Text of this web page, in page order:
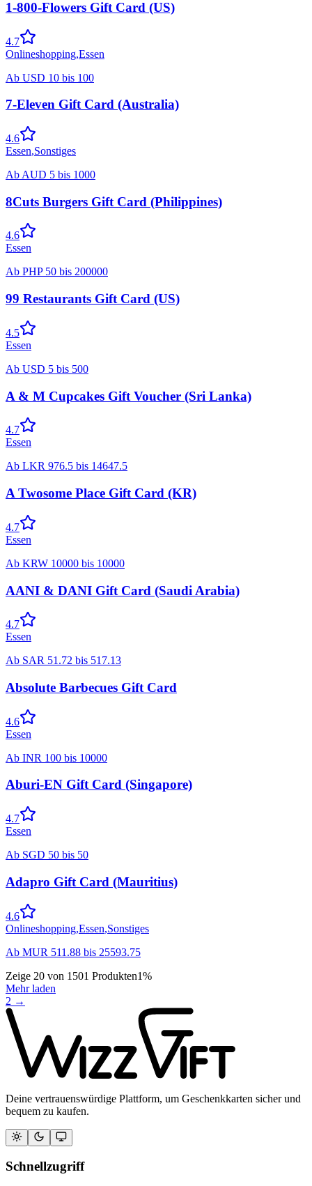
1-800-Flowers Gift Card (US)
4.7
Onlineshopping,Essen
Ab USD 10 bis 100
7-Eleven Gift Card (Australia)
4.6
Essen,Sonstiges
Ab AUD 5 bis 1000
8Cuts Burgers Gift Card (Philippines)
4.6
Essen
Ab PHP 50 bis 200000
99 Restaurants Gift Card (US)
4.5
Essen
Ab USD 5 bis 500
A & M Cupcakes Gift Voucher (Sri Lanka)
4.7
Essen
Ab LKR 976.5 bis 14647.5
A Twosome Place Gift Card (KR)
4.7
Essen
Ab KRW 10000 bis 10000
AANI & DANI Gift Card (Saudi Arabia)
4.7
Essen
Ab SAR 51.72 bis 517.13
Absolute Barbecues Gift Card
4.6
Essen
Ab INR 100 bis 10000
Aburi-EN Gift Card (Singapore)
4.7
Essen
Ab SGD 50 bis 50
Adapro Gift Card (Mauritius)
4.6
Onlineshopping,Essen,Sonstiges
Ab MUR 511.88 bis 25593.75
Zeige 20 von 1501 Produkten1%
Mehr laden
2 →
Deine vertrauenswürdige Plattform, um Geschenkkarten sicher und
bequem zu kaufen.
Schnellzugriff